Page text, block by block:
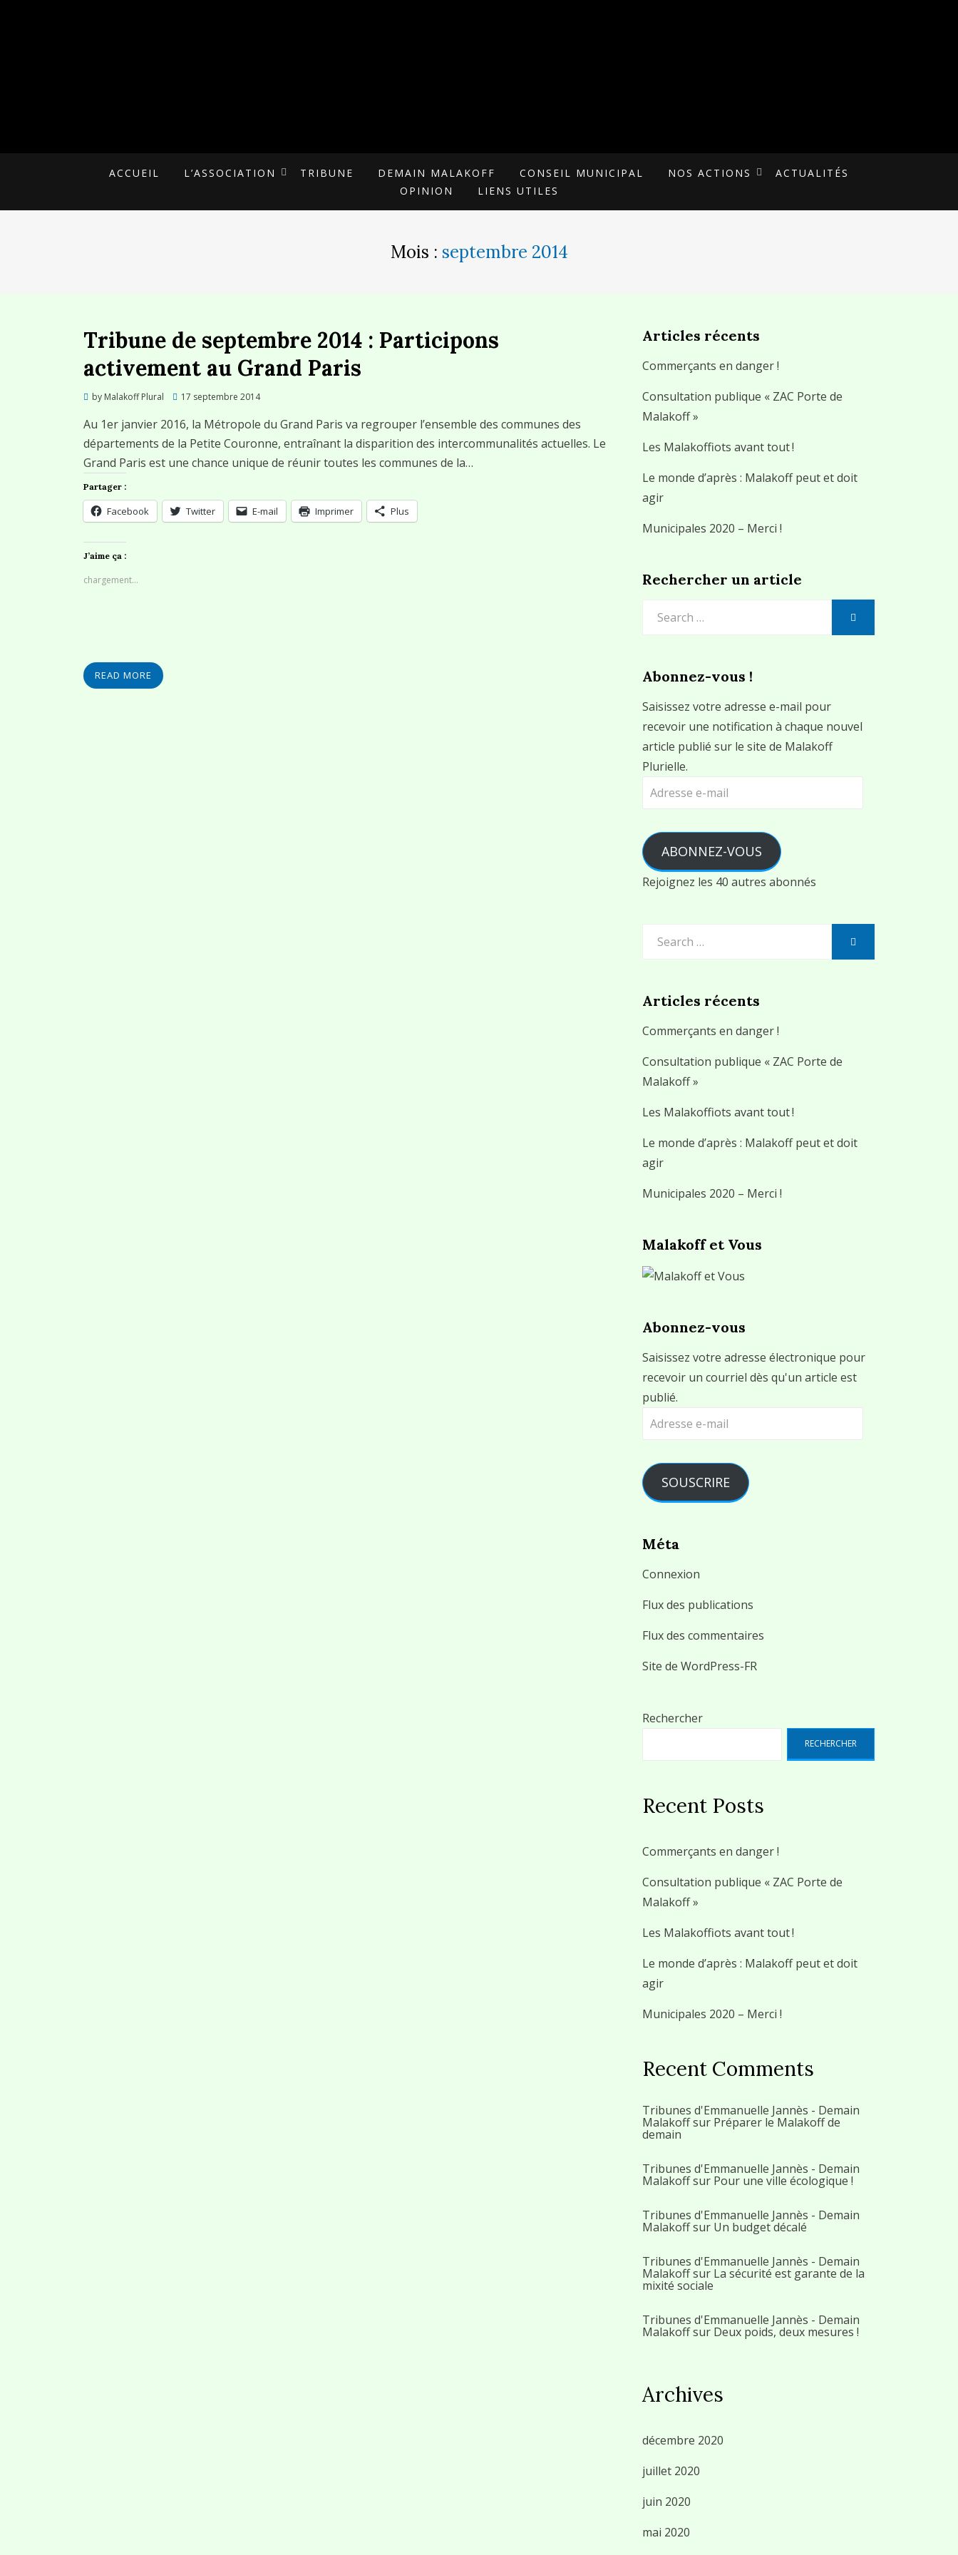
ACCUEIL L’ASSOCIATION TRIBUNE DEMAIN MALAKOFF CONSEIL MUNICIPAL NOS ACTIONS
ACTUALITÉS
OPINION
LIENS UTILES
Mois : septembre 2014
Tribune de septembre 2014 : Participons
activement au Grand Paris
by Malakoff Plural
Posted
17 septembre 2014
Au 1er janvier 2016, la Métropole du Grand Paris va regrouper l’ensemble des communes des
départements de la Petite Couronne, entraînant la disparition des intercommunalités actuelles. Le
Grand Paris est une chance unique de réunir toutes les communes de la…
Partager :
Facebook Twitter E-mail Imprimer Plus
J’aime ça :
chargement…
READ MORE
Articles récents
Commerçants en danger !
Consultation publique « ZAC Porte de
Malakoff »
Les Malakoffiots avant tout !
Le monde d’après : Malakoff peut et doit
agir
Municipales 2020 – Merci !
Rechercher un article
Abonnez-vous !
Saisissez votre adresse e-mail pour
recevoir une notification à chaque nouvel
article publié sur le site de Malakoff
Plurielle.
Adresse
ABONNEZ-VOUS
Rejoignez les 40 autres abonnés
Articles récents
Commerçants en danger !
Consultation publique « ZAC Porte de
Malakoff »
Les Malakoffiots avant tout !
Le monde d’après : Malakoff peut et doit
agir
Municipales 2020 – Merci !
Malakoff et Vous
Abonnez-vous
Saisissez votre adresse électronique pour
recevoir un courriel dès qu'un article est
publié.
Adresse
SOUSCRIRE
Méta
Connexion
Flux des publications
Flux des commentaires
Site de WordPress-FR
Rechercher
RECHERCHER
Recent Posts
Commerçants en danger !
Consultation publique « ZAC Porte de
Malakoff »
Les Malakoffiots avant tout !
Le monde d’après : Malakoff peut et doit
agir
Municipales 2020 – Merci !
Recent Comments
Tribunes d'Emmanuelle Jannès - Demain
Malakoffsur Préparer le Malakoff de
demain
Tribunes d'Emmanuelle Jannès - Demain
Malakoffsur Pour une ville écologique !
Tribunes d'Emmanuelle Jannès - Demain
Malakoffsur Un budget décalé
Tribunes d'Emmanuelle Jannès - Demain
Malakoffsur La sécurité est garante de la
mixité sociale
Tribunes d'Emmanuelle Jannès - Demain
Malakoffsur Deux poids, deux mesures !
Archives
décembre 2020
juillet 2020
juin 2020
mai 2020